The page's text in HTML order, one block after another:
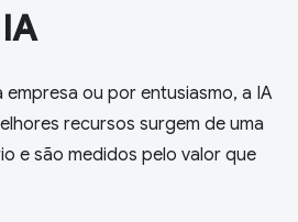
empresa ou por entusiasmo, a IA
recursos surgem de uma
e são medidos pelo valor que